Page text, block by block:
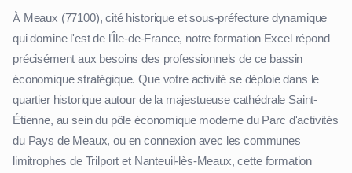
À Meaux (77100), cité historique et sous-préfecture dynamique
qui domine l'est de l'Île-de-France, notre formation Excel répond
précisément aux besoins des professionnels de ce bassin
économique stratégique. Que votre activité se déploie dans le
quartier historique autour de la majestueuse cathédrale Saint-
Étienne, au sein du pôle économique moderne du Parc d'activités
du Pays de Meaux, ou en connexion avec les communes
limitrophes de Trilport et Nanteuil-lès-Meaux, cette formation